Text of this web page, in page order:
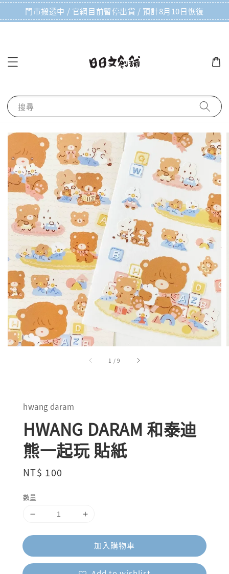
門市搬遷中 / 官網目前暫停出貨 / 預計8月10日恢復
搜尋
1 /9
hwang daram
HWANG DARAM 和泰迪
熊一起玩 貼紙
Regular
NT$ 100
數量
加入購物車